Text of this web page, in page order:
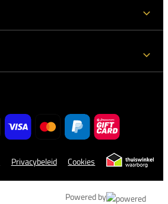
Privacybeleid Cookies
Powered by